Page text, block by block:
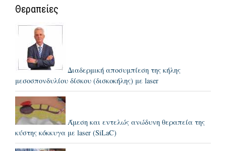
Θεραπείες
Διαδερμική αποσυμπίεση της κήλης
μεσοσπονδυλίου δίσκου (δισκοκήλης) με laser
Άμεση και εντελώς ανώδυνη θεραπεία της
κύστης κόκκυγα με laser (SiLaC)